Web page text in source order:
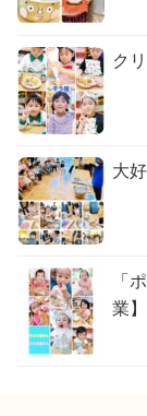
ク
大
「
業】